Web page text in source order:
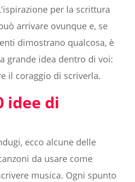
per la scrittura
arrivare ovunque e, se
dimostrano qualcosa, è
grande idea dentro di voi:
il coraggio di scriverla.
idee di
ecco alcune delle
da usare come
musica. Ogni spunto